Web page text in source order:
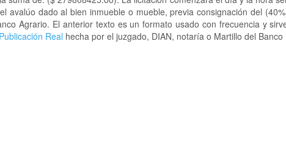
avalúo dado al bien inmueble o mueble, previa consignación del
Agrario. El anterior texto es un formato usado con frecuencia y
Real hecha por el juzgado, DIAN, notaría o Martillo del Banco